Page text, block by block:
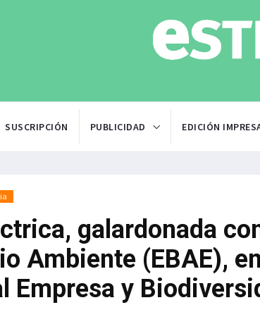
SUSCRIPCIÓN PUBLICIDAD EDICIÓN
galardonada
Ambiente (EBAE),
Empresa y